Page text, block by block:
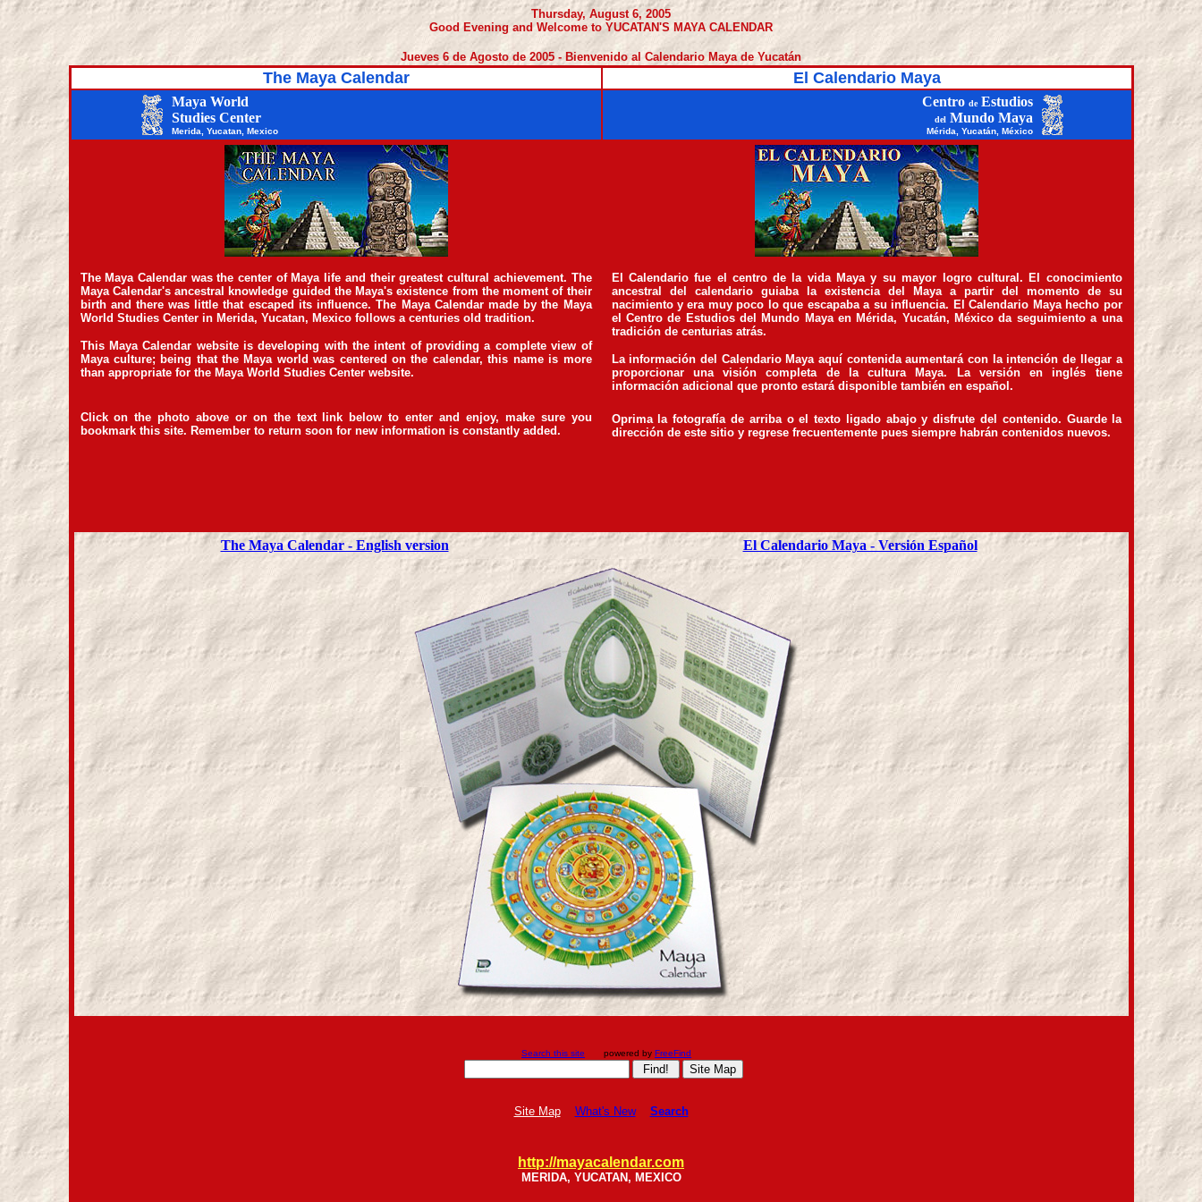
Thursday, August 6, 2005
Good Evening and Welcome to YUCATAN'S MAYA CALENDAR
Jueves 6 de Agosto de 2005 - Bienvenido al Calendario Maya de Yucatán
The Maya Calendar El Calendario Maya
Maya World
Studies Center
Merida, Yucatan, Mexico
Centro deEstudios
delMundo Maya
Mérida, Yucatán, México
The Maya Calendar was the center of Maya life and their greatest cultural achievement. The
Maya Calendar's ancestral knowledge guided the Maya's existence from the moment of their
birth and there was little that escaped its influence. The Maya Calendar made by the Maya
World Studies Center in Merida, Yucatan, Mexico follows a centuries old tradition.
This Maya Calendar website is developing with the intent of providing a complete view of
Maya culture; being that the Maya world was centered on the calendar, this name is more
than appropriate for the Maya World Studies Center website.
Click on the photo above or on the text link below to enter and enjoy, make sure you
bookmark this site. Remember to return soon for new information is constantly added.
El Calendario fue el centro de la vida Maya y su mayor logro cultural. El conocimiento
ancestral del calendario guiaba la existencia del Maya a partir del momento de su
nacimiento y era muy poco lo que escapaba a su influencia. El Calendario Maya hecho por
el Centro de Estudios del Mundo Maya en Mérida, Yucatán, México da seguimiento a una
tradición de centurias atrás.
La información del Calendario Maya aquí contenida aumentará con la intención de llegar a
proporcionar una visión completa de la cultura Maya. La versión en inglés tiene
información adicional que pronto estará disponible también en español.
Oprima la fotografía de arriba o el texto ligado abajo y disfrute del contenido. Guarde la
dirección de este sitio y regrese frecuentemente pues siempre habrán contenidos nuevos.
The Maya Calendar - English version El Calendario Maya - Versión Español
Search this site powered by FreeFind
Site Map What's New Search
http://mayacalendar.com
MERIDA, YUCATAN, MEXICO